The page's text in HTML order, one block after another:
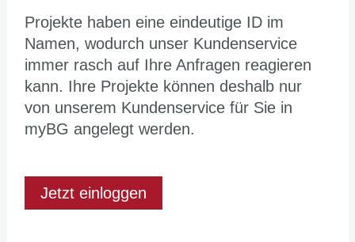
Projekte haben eine eindeutige ID im
Namen, wodurch unser Kundenservice
immer rasch auf Ihre Anfragen reagieren
kann. Ihre Projekte können deshalb nur
von unserem Kundenservice für Sie in
myBG angelegt werden.
Jetzt einloggen